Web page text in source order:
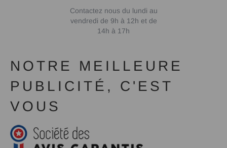
Contactez nous du lundi au
vendredi de 9h à 12h et de
14h à 17h
NOTRE MEILLEURE
PUBLICITÉ, C'EST
VOUS